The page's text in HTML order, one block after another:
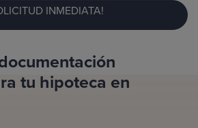
INMEDIATA!
tu hipoteca en